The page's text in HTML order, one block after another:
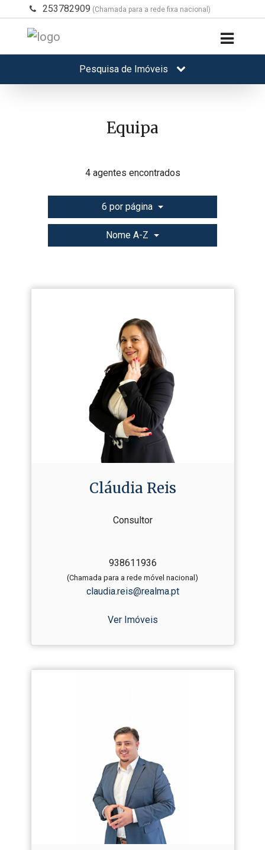
253782909 (Chamada para a rede fixa nacional)
Pesquisa de Imóveis
Equipa
4 agentes encontrados
6 por página
Nome A-Z
Cláudia Reis
Consultor
938611936
(Chamada para a rede móvel nacional)
claudia.reis@realma.pt
Ver Imóveis